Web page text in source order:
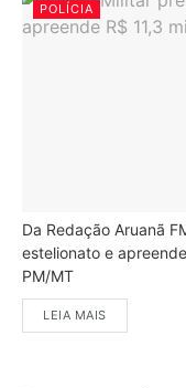
POLÍCIA
Da Redação Aruanã
estelionato e
PM/MT
LEIA MAIS